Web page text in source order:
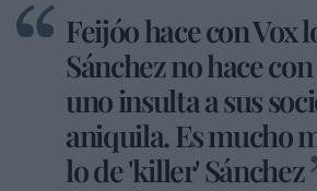
Feijóo hace con Vox
Sánchez no hace
uno insulta a sus
aniquila. Es mucho
lo de 'killer' Sánchez